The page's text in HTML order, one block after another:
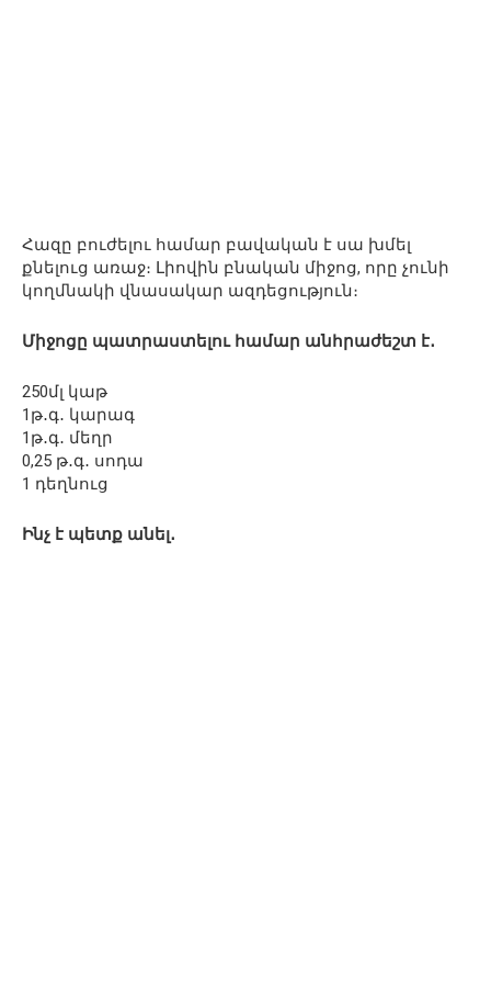
Հազը բուժելու համար բավական է սա խմել
քնելուց առաջ։ Լիովին բնական միջոց, որը չունի
կողմնակի վնասակար ազդեցություն։
Միջոցը պատրաստելու համար անհրաժեշտ է․
250մլ կաթ
1թ․գ․ կարագ
1թ․գ․ մեղր
0,25 թ․գ․ սոդա
1 դեղնուց
Ինչ է պետք անել․